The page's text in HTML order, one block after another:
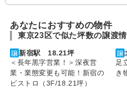
あなたにおすすめの物件
東京23区で似た坪数の譲渡
新宿駅 18.21坪
＜長年黒字営業！＞深夜営
業・業態変更も可能！新宿の
ビストロ（3F/18.21坪）
足
き